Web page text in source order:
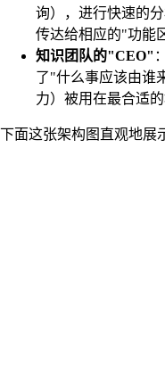
询），进行快速的
传达给相应的"功能
知识团队的"CEO"
了"什么事应该由谁
力）被用在最合适
下面这张架构图直观地展